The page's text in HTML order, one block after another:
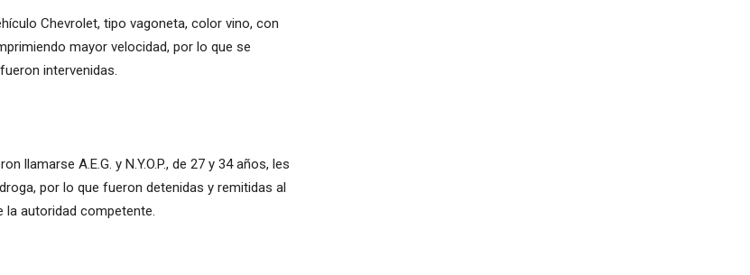
Chevrolet, tipo vagoneta, color vino, con
mayor velocidad, por lo que se
intervenidas.
llamarse A.E.G. y N.Y.O.P., de 27 y 34 años, les
por lo que fueron detenidas y remitidas al
la autoridad competente.